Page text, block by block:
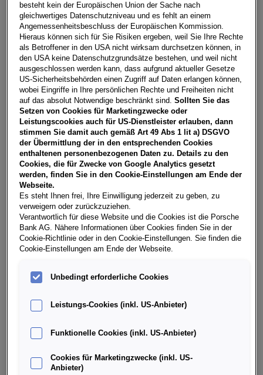
Laufzeit
60 Monate
Restkredit( 20%)
€4.400
Eigenleistung
€5.000
Händler kontaktieren
Online-Abschluss anfragen
**Freibleibendes Musterangebot für Restwert Kredit inkl.
USt, NoVA, zzgl. Bearbeitungskosten EUR 0,00,
Gesamtkreditbetrag EUR 17.000,00, Sollzinssatz 7,28%
variabel, Effektivzinssatz 7,53% variabel. Gesamtbetrag EUR
21.073,40. Interesse geweckt? Ein individuelles Angebot wird
von unseren Verkaufsberatern bei Anfrage erstellt.
Teilen PDF herunterladen
Weitere Infos & Daten
Fahrzeugdaten
Ausstattung
Händlerinformation
besteht kein der Europäischen Union der Sache nach
gleichwertiges Datenschutzniveau und es fehlt an einem
Angemessenheitsbeschluss der Europäischen Kommission.
Hieraus können sich für Sie Risiken ergeben, weil Sie Ihre Rechte
als Betroffener in den USA nicht wirksam durchsetzen können, in
den USA keine Datenschutzgrundsätze bestehen, und weil nicht
ausgeschlossen werden kann, dass aufgrund aktueller Gesetze
US-Sicherheitsbehörden einen Zugriff auf Daten erlangen können,
wobei Eingriffe in Ihre persönlichen Rechte und Freiheiten nicht
auf das absolut Notwendige beschränkt sind.Sollten Sie das
Setzen von Cookies für Marketingzwecke oder
Leistungscookies auch für US-Dienstleister erlauben, dann
stimmen Sie damit auch gemäß Art 49 Abs 1 lit a) DSGVO
der Übermittlung der in den entsprechenden Cookies
enthaltenen personenbezogenen Daten zu. Details zu den
Cookies, die für Zwecke von Google Analytics gesetzt
werden, finden Sie in den Cookie-Einstellungen am Ende der
Webseite.
Es steht Ihnen frei, Ihre Einwilligung jederzeit zu geben, zu
verweigern oder zurückzuziehen.
Verantwortlich für diese Website und die Cookies ist die Porsche
Bank AG. Nähere Informationen über Cookies finden Sie in der
Cookie-Richtlinie oder in den Cookie-Einstellungen. Sie finden die
Cookie-Einstellungen am Ende der Webseite.
Unbedingt erforderliche Cookies
Leistungs-Cookies (inkl. US-Anbieter)
Funktionelle Cookies (inkl. US-Anbieter)
Cookies für Marketingzwecke (inkl. US-
Anbieter)